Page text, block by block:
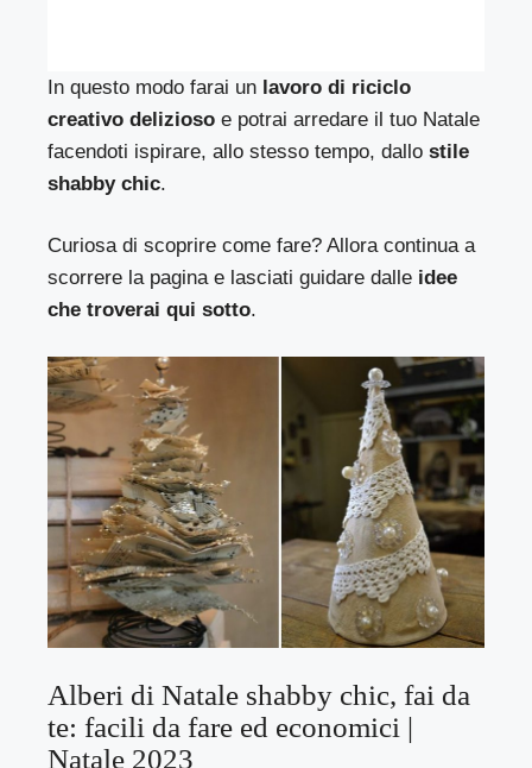
In questo modo farai un lavoro di riciclo
creativo delizioso e potrai arredare il tuo Natale
facendoti ispirare, allo stesso tempo, dallo stile
shabby chic.
Curiosa di scoprire come fare? Allora continua a
scorrere la pagina e lasciati guidare dalle idee
che troverai qui sotto.
Alberi di Natale shabby chic, fai da
te: facili da fare ed economici |
Natale 2023